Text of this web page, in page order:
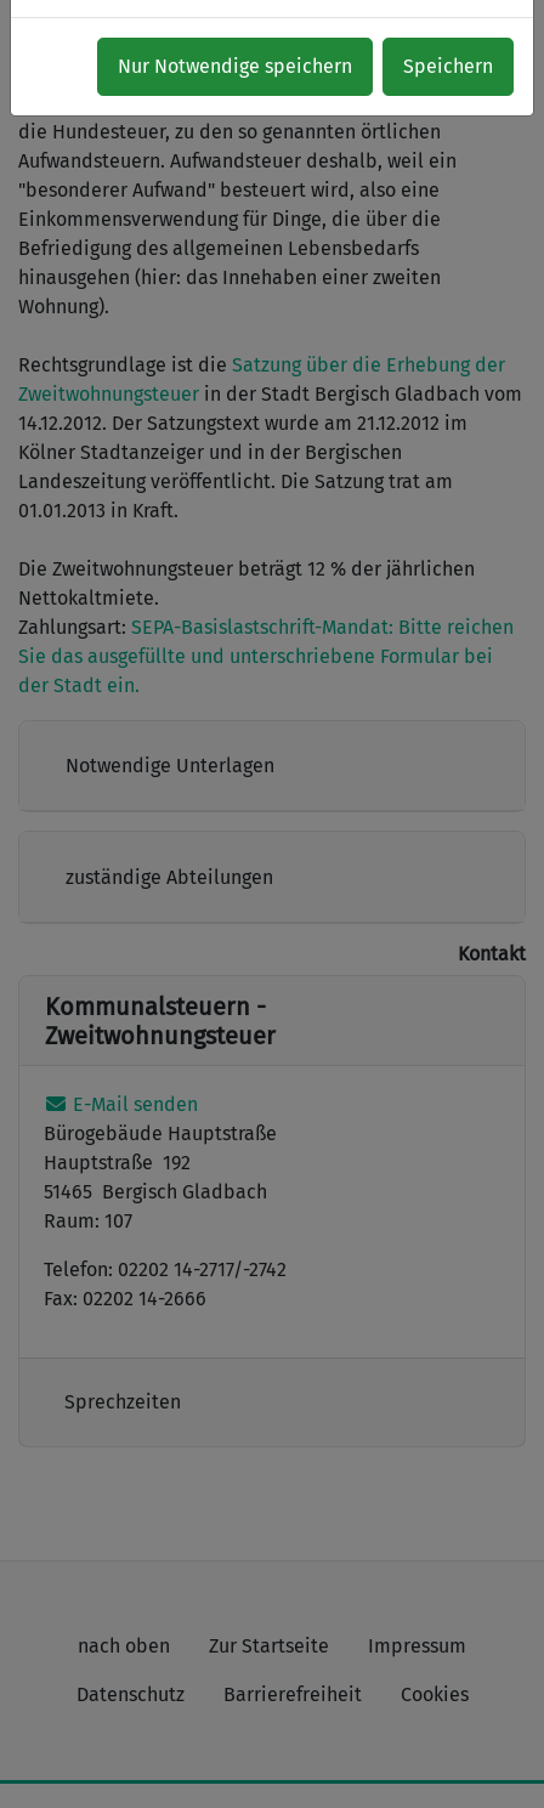
Nur Notwendige speichern Speichern
in Bergisch Gladbach liegt. Eine Dritt- oder Viertwohnung
ist ebenfalls steuerpflichtig.
Die Zweitwohnungsteuer gehört, wie zum Beispiel auch
die Hundesteuer, zu den so genannten örtlichen
Aufwandsteuern. Aufwandsteuer deshalb, weil ein
"besonderer Aufwand" besteuert wird, also eine
Einkommensverwendung für Dinge, die über die
Befriedigung des allgemeinen Lebensbedarfs
hinausgehen (hier: das Innehaben einer zweiten
Wohnung).
Rechtsgrundlage ist die Satzung über die Erhebung der
Zweitwohnungsteuer in der Stadt Bergisch Gladbach vom
14.12.2012. Der Satzungstext wurde am 21.12.2012 im
Kölner Stadtanzeiger und in der Bergischen
Landeszeitung veröffentlicht. Die Satzung trat am
01.01.2013 in Kraft.
Die Zweitwohnungsteuer beträgt 12 % der jährlichen
Nettokaltmiete.
Zahlungsart: SEPA-Basislastschrift-Mandat: Bitte reichen
Sie das ausgefüllte und unterschriebene Formular bei
der Stadt ein.
Notwendige Unterlagen
zuständige Abteilungen
Kontakt
Kommunalsteuern -
Zweitwohnungsteuer
E-Mail senden
Bürogebäude Hauptstraße
Hauptstraße 192
51465 Bergisch Gladbach
Raum: 107
Telefon: 02202 14-2717/-2742
Fax: 02202 14-2666
Sprechzeiten
nach oben Zur Startseite Impressum
Datenschutz Barrierefreiheit Cookies